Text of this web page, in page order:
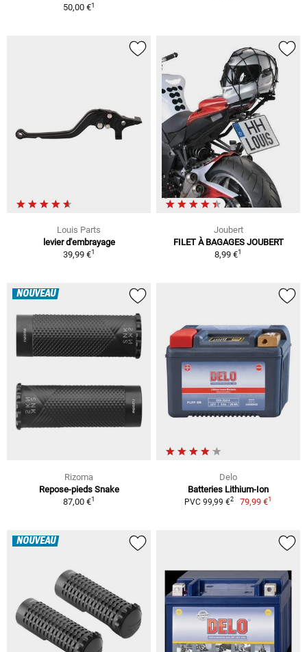
50,00 €1
Louis Parts
levier d'embrayage
39,99 €1
Joubert
FILET À BAGAGES JOUBERT
8,99 €1
NOUVEAU
Rizoma
Repose-pieds Snake
87,00 €1
Delo
Batteries Lithium-Ion
PVC 99,99 €2 79,99 €1
NOUVEAU